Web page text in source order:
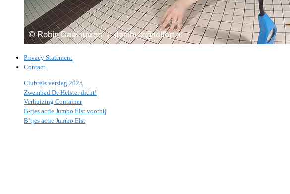
Privacy Statement
Contact
Clubreis verslag 2025
Zwembad De Helster dicht!
Verhuizing Container
B-tjes actie Jumbo Elst voorbij
B’tjes actie Jumbo Elst